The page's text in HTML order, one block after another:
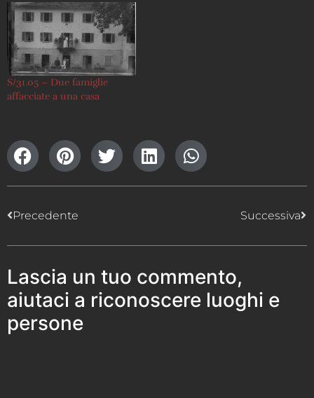
S/31.05 – Due famiglie
affacciate a una casa
Precedente Successiva
Lascia un tuo commento,
aiutaci a riconoscere luoghi e
persone